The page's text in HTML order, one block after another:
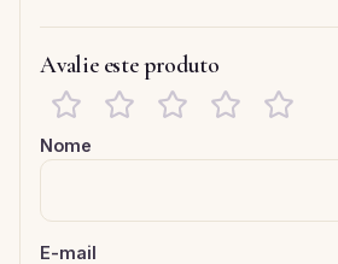
Avalie este produto
Nome
E-mail